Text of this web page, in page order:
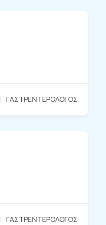
ΓΑΣΤΡΕΝΤΕΡΟΛΟΓΟΣ
ΓΑΣΤΡΕΝΤΕΡΟΛΟΓΟΣ